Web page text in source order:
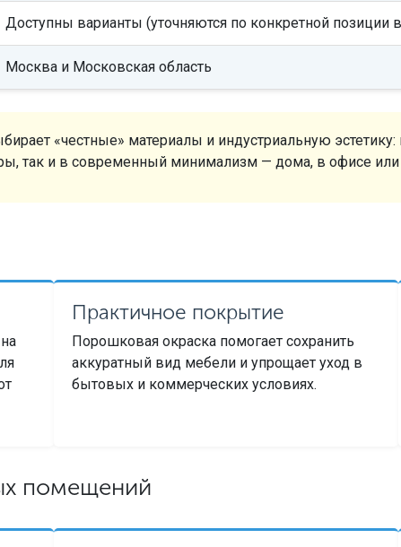
Доступны варианты (уточняются по конкретной позиции
Москва и Московская область
«честные» материалы и индустриальную
так и в современный минимализм — дома, в офисе
Практичное покрытие
Порошковая окраска помогает сохранить
аккуратный вид мебели и упрощает уход в
бытовых и коммерческих условиях.
помещений